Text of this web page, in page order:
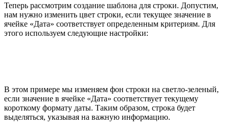
Теперь рассмотрим создание шаблона для строки. Допустим,
нам нужно изменить цвет строки, если текущее значение в
ячейке «Дата» соответствует определенным критериям. Для
этого используем следующие настройки:
В этом примере мы изменяем фон строки на светло-зеленый,
если значение в ячейке «Дата» соответствует текущему
короткому формату даты. Таким образом, строка будет
выделяться, указывая на важную информацию.